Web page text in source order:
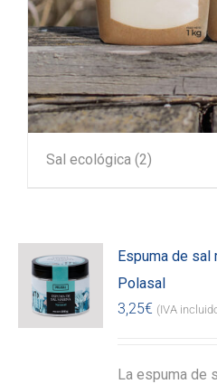
Sal ecológica (2)
Espuma de sal
Polasal
3,25€ (IVA
La espuma de